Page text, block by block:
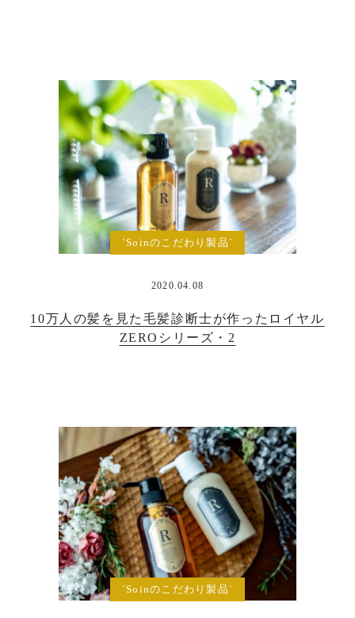
`Soinのこだわり製品`
2020.04.08
10万人の髪を見た毛髪診断士が作ったロイヤル
ZEROシリーズ・2
`Soinのこだわり製品`